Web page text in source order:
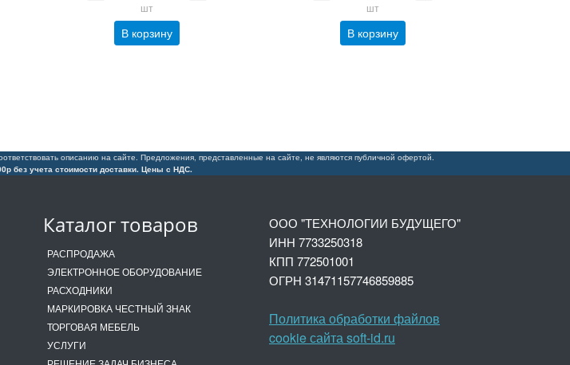
шт
В корзину
шт
В корзину
описанию на сайте. Предложения, представленные на сайте, не являются публичной офертой.
без учета стоимости доставки. Цены с НДС.
Каталог товаров
РАСПРОДАЖА
ЭЛЕКТРОННОЕ ОБОРУДОВАНИЕ
РАСХОДНИКИ
МАРКИРОВКА ЧЕСТНЫЙ ЗНАК
ТОРГОВАЯ МЕБЕЛЬ
УСЛУГИ
ООО "ТЕХНОЛОГИИ БУДУЩЕГО"
ИНН 7733250318
КПП 772501001
ОГРН 31471157746859885
Политика обработки файлов
cookie сайта soft-id.ru